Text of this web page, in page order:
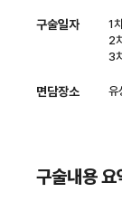
구술일자
1
2
3
면담장소 유
구술내용 요